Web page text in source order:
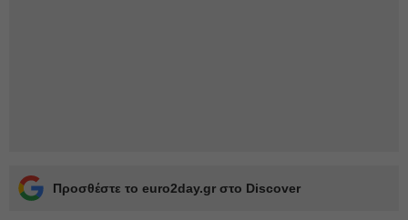
Προσθέστε το euro2day.gr στο Discover